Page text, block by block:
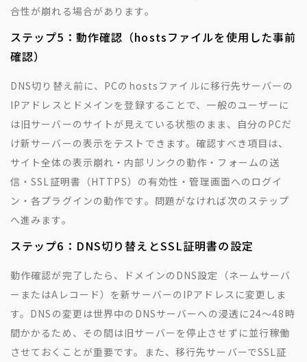
合性が崩れる場合があります。
ステップ5：動作確認（hostsファイルを使用した事前
確認）
DNS切り替え前に、PCのhostsファイルに移行先サーバーの
IPアドレスとドメインを登録することで、一般のユーザーに
は旧サーバーのサイトが見えている状態のまま、自分のPCだ
け新サーバーの表示をテストできます。確認すべき項目は、
サイト全体の表示崩れ・内部リンクの動作・フォームの送
信・SSL証明書（HTTPS）の有効性・管理画面へのログイ
ン・各プラグインの動作です。問題がなければ次のステップ
へ進みます。
ステップ6：DNS切り替えとSSL証明書の設定
動作確認が完了したら、ドメインのDNS設定（ネームサーバ
ーまたはAレコード）を新サーバーのIPアドレスに変更しま
す。DNSの変更は世界中のDNSサーバーへの浸透に24〜48時
間かかるため、その間は旧サーバーを停止させずに並行稼働
させておくことが重要です。また、移行先サーバーでSSL証